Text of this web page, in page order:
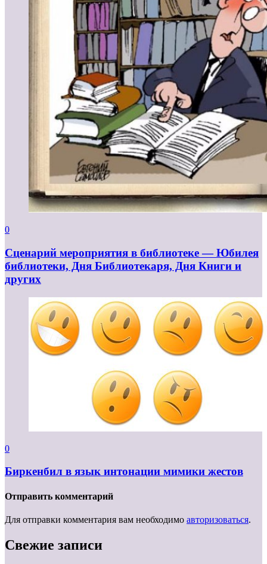
0
Сценарий мероприятия в библиотеке — Юбилея
библиотеки, Дня Библиотекаря, Дня Книги и
других
0
Биркенбил в язык интонации мимики жестов
Отправить комментарий
Для отправки комментария вам необходимо авторизоваться.
Свежие записи